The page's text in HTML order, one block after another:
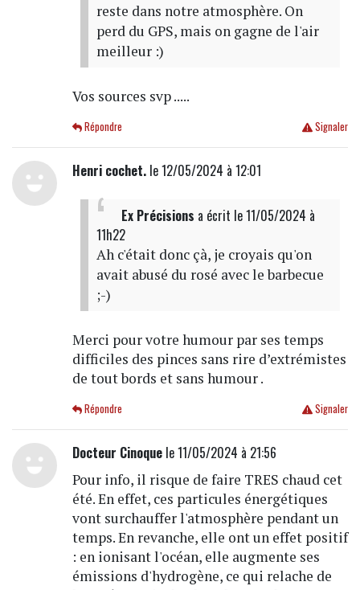
reste dans notre atmosphère. On
perd du GPS, mais on gagne de l'air
meilleur :)
Vos sources svp .....
Signaler
Répondre
Henri cochet.le 12/05/2024 à 12:01
Ex Précisions a écrit le 11/05/2024 à
11h22
Ah c'était donc çà, je croyais qu'on
avait abusé du rosé avec le barbecue
;-)
Merci pour votre humour par ses temps
difficiles des pinces sans rire d’extrémistes
de tout bords et sans humour .
Signaler
Répondre
Docteur Cinoquele 11/05/2024 à 21:56
Pour info, il risque de faire TRES chaud cet
été. En effet, ces particules énergétiques
vont surchauffer l'atmosphère pendant un
temps. En revanche, elle ont un effet positif
: en ionisant l'océan, elle augmente ses
émissions d'hydrogène, ce qui relache de